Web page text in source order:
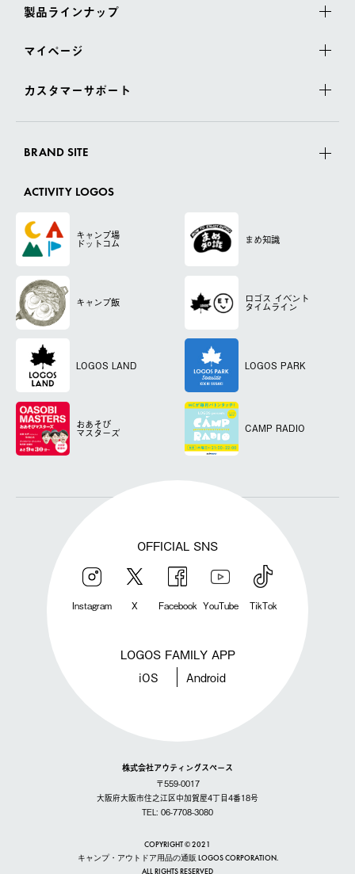
製品ラインナップ
マイページ
カスタマーサポート
BRAND SITE
ACTIVITY LOGOS
キャンプ場
ドットコム まめ知識
キャンプ飯 ロゴス イベント
タイムライン
LOGOS LAND LOGOS PARK
おあそび
マスターズ CAMP RADIO
OFFICIAL SNS
Instagram X Facebook YouTube TikTok
LOGOS FAMILY APP
iOS Android
株式会社アウティングスペース
〒559-0017
大阪府大阪市住之江区中加賀屋4丁目4番18号
TEL: 06-7708-3080
COPYRIGHT © 2021
キャンプ・アウトドア用品の通販 LOGOS CORPORATION.
ALL RIGHTS RESERVED